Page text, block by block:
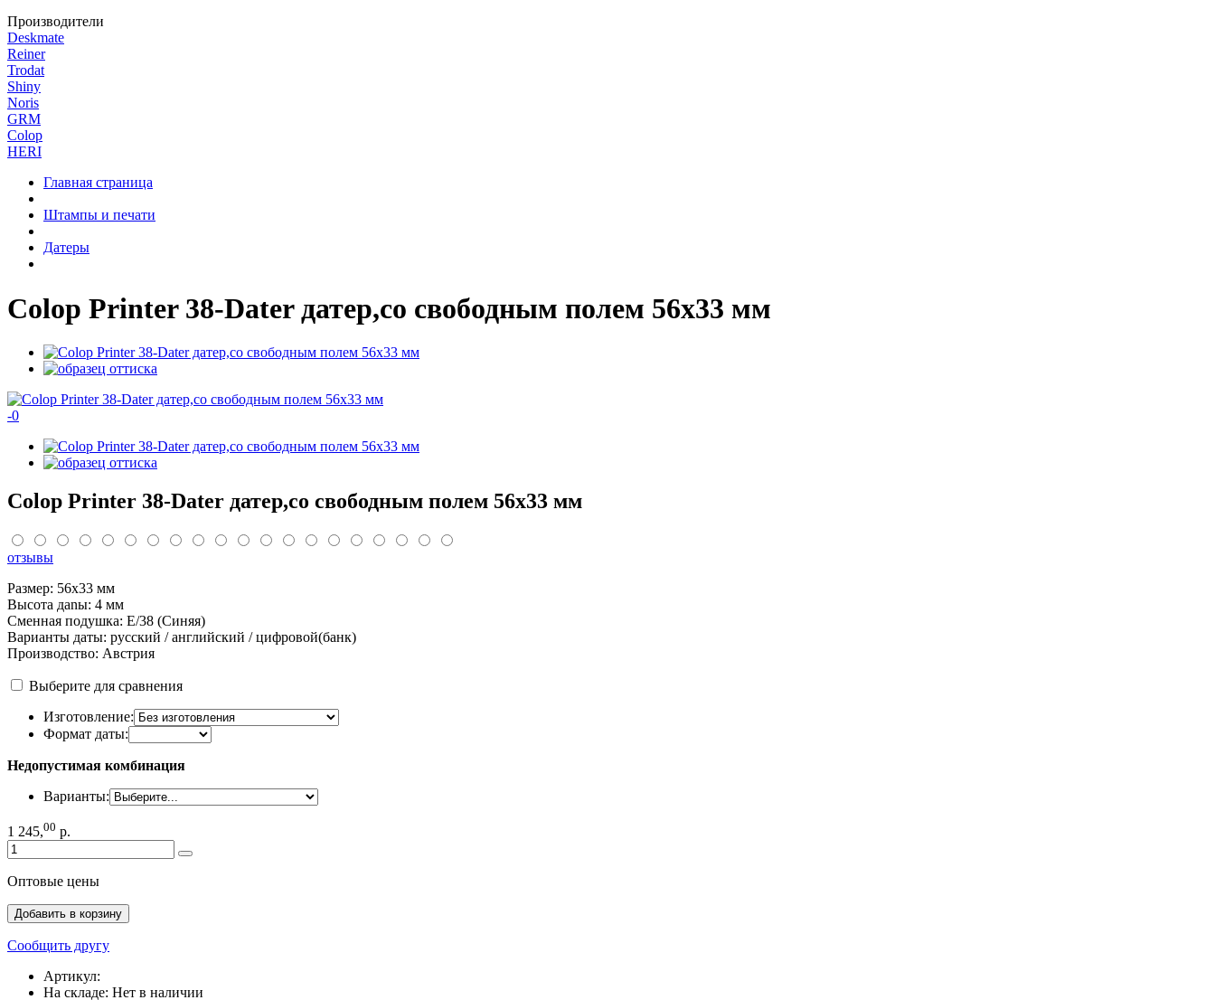
Производители
Deskmate
Reiner
Trodat
Shiny
Noris
GRM
Colop
HERI
Главная страница
Штампы и печати
Датеры
Colop Printer 38-Dater датер,со свободным полем 56х33 мм
-0
Colop Printer 38-Dater датер,со свободным полем 56х33 мм
отзывы
Размер: 56х33 мм
Высота даnы: 4 мм
Сменная подушка: E/38 (Синяя)
Варианты даты: русский / английский / цифровой(банк)
Производство: Австрия
Выберите для сравнения
Изготовление:
Формат даты:
Недопустимая комбинация
Варианты:
1 245,00 р.
Оптовые цены
Добавить в корзину
Сообщить другу
Артикул:
На складе: Нет в наличии